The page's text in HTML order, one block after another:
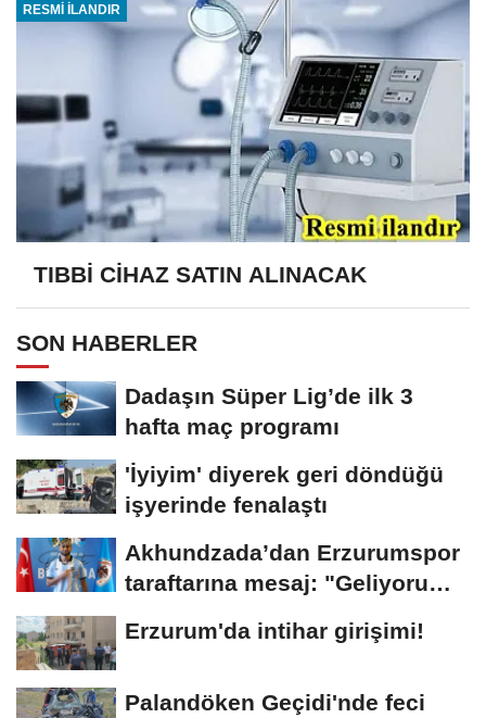
RESMİ İLANDIR
TIBBİ CİHAZ SATIN ALINACAK
SON HABERLER
Dadaşın Süper Lig’de ilk 3
hafta maç programı
'İyiyim' diyerek geri döndüğü
işyerinde fenalaştı
Akhundzada’dan Erzurumspor
taraftarına mesaj: "Geliyorum
Erzurum'da intihar girişimi!
Palandöken Geçidi'nde feci